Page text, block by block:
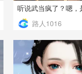
听说武当疯了？嗯，
路人1016